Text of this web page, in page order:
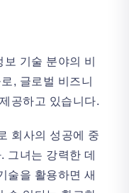
기술 분야의 비
, 글로벌 비즈니
공하고 있습니다.
회사의 성공에 중
그녀는 강력한 데
술을 활용하면 새